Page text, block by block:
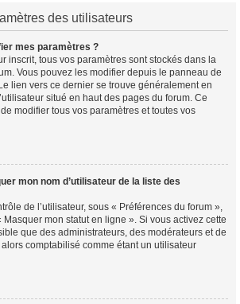
des utilisateurs
mes paramètres ?
inscrit, tous vos paramètres sont stockés dans la
Vous pouvez les modifier depuis le panneau de
lien vers ce dernier se trouve généralement en
situé en haut des pages du forum. Ce
modifier tous vos paramètres et toutes vos
mon nom d’utilisateur de la liste des
de l’utilisateur, sous « Préférences du forum »,
Masquer mon statut en ligne ». Si vous activez cette
que des administrateurs, des modérateurs et de
comptabilisé comme étant un utilisateur